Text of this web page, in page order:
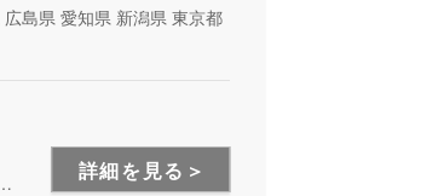
広島県 愛知県 新潟県 東京都
詳細を見る＞